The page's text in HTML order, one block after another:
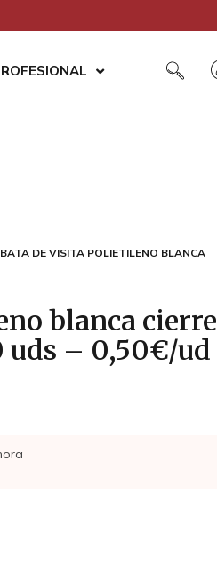
DE VISITA POLIETILENO BLANCA
blanca cierre
uds – 0,50€/ud